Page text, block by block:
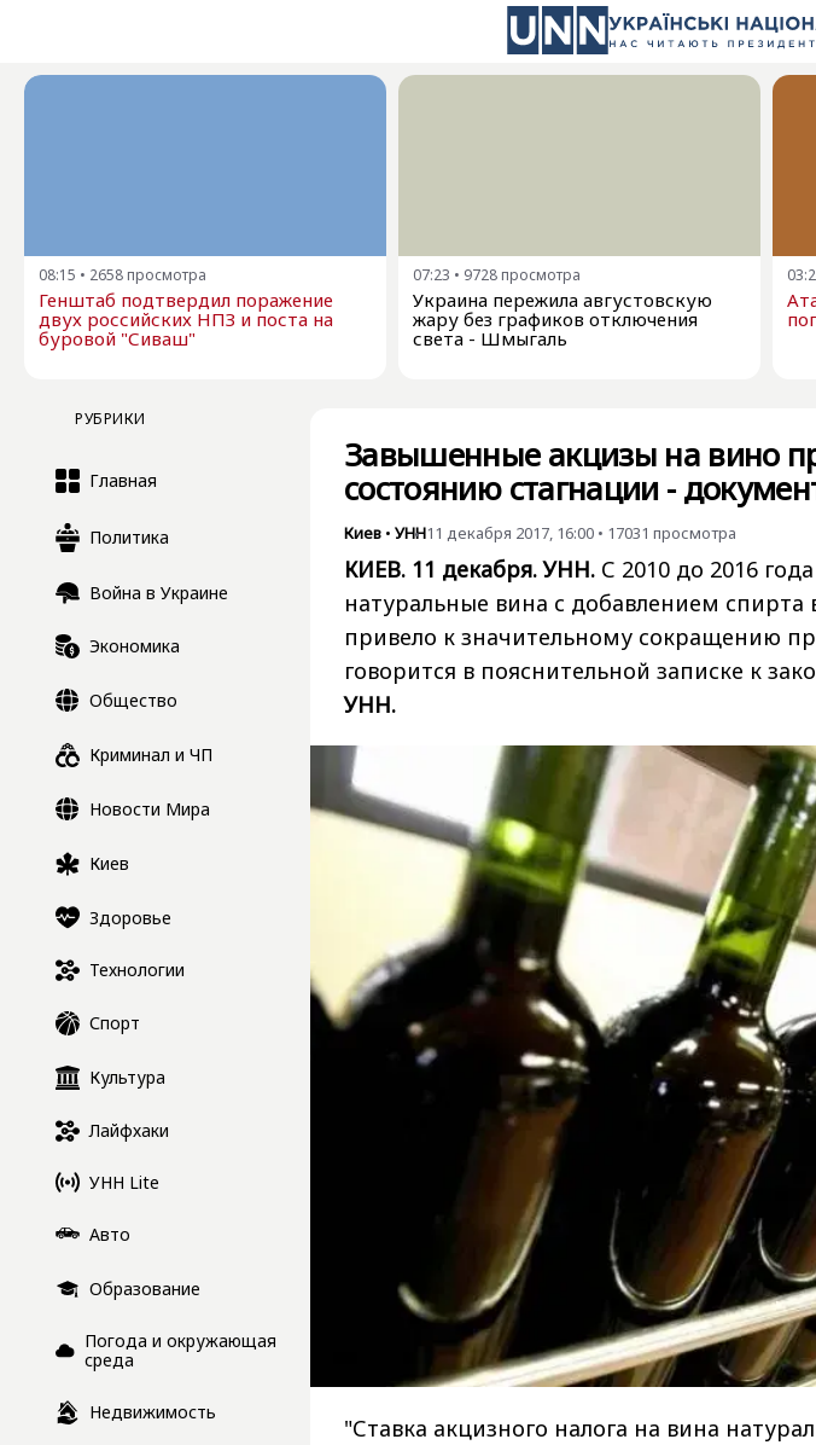
08:15 • 2658 просмотра
Генштаб подтвердил поражение
двух российских НПЗ и поста на
буровой "Сиваш"
07:23 • 9728 просмотра
Украина пережила августовскую
жару без графиков отключения
света - Шмыгаль
РУБРИКИ
Главная
Политика
Война в Украине
Экономика
Общество
Криминал и ЧП
Новости Мира
Киев
Здоровье
Технологии
Спорт
Культура
Лайфхаки
УНН Lite
Авто
Образование
Погода и окружающая
среда
Недвижимость
Завышенные акцизы на вино
состоянию стагнации -
Киев • УНН11 декабря 2017, 16:00 • 17031 просмотра
КИЕВ. 11 декабря. УНН. С 2010 до 2016
натуральные вина с добавлением спирта
привело к значительному сокращению
говорится в пояснительной записке к
УНН.
"Ставка акцизного налога на вина